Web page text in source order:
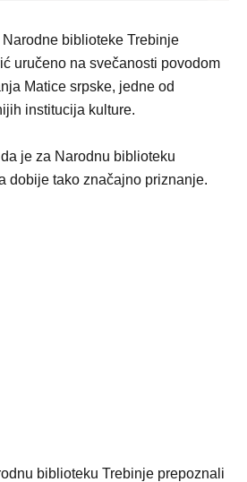
biblioteke Trebinje
uručeno na svečanosti povodom
Matice srpske, jedne od
institucija kulture.
je za Narodnu biblioteku
dobije tako značajno priznanje.
biblioteku Trebinje prepoznali